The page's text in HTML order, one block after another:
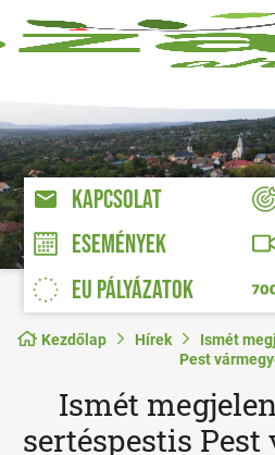
KAPCSOLAT
ESEMÉNYEK
EU PÁLYÁZATOK
Kezdőlap Hírek
Ismét
Pest
Ismét
sertéspestis